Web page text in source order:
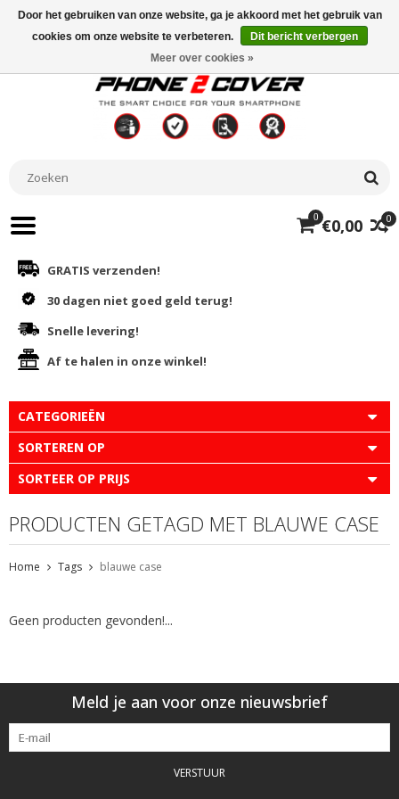
0
0 €0,00
GRATIS verzenden!
30 dagen niet goed geld terug!
Snelle levering!
Af te halen in onze winkel!
CATEGORIEËN
SORTEREN OP
SORTEER OP PRIJS
PRODUCTEN GETAGD MET BLAUWE CASE
Home Tags blauwe case
Geen producten gevonden!...
Meld je aan voor onze nieuwsbrief
VERSTUUR
Door het gebruiken van onze website, ga je akkoord met het gebruik van
cookies om onze website te verbeteren.
Dit bericht verbergen
Meer over cookies »